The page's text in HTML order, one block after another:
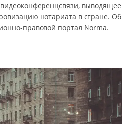
выводящее
нотариата в стране. Об
правовой портал Norma.